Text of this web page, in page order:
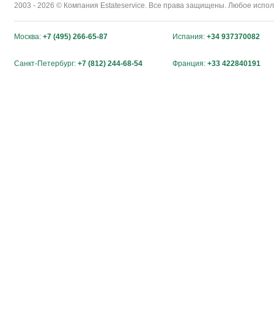
2003 - 2026 © Компания Estateservice. Все права защищены. Любое
Москва: +7 (495) 266-65-87 Испания: +34 937370082
Санкт-Петербург: +7 (812) 244-68-54 Франция: +33 422840191